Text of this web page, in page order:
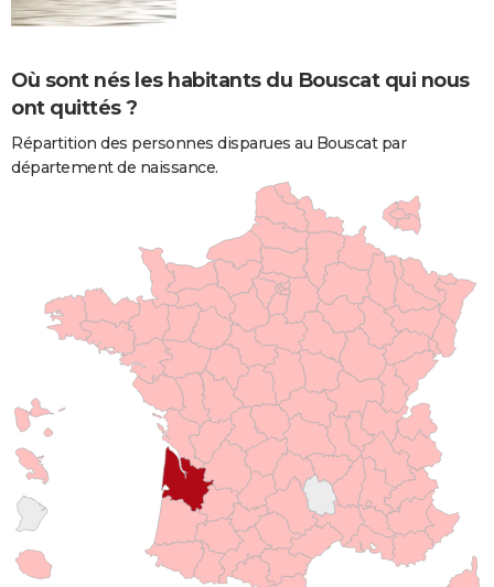
Où sont nés les habitants du Bouscat qui nous
ont quittés ?
Répartition des personnes disparues au Bouscat par
département de naissance.